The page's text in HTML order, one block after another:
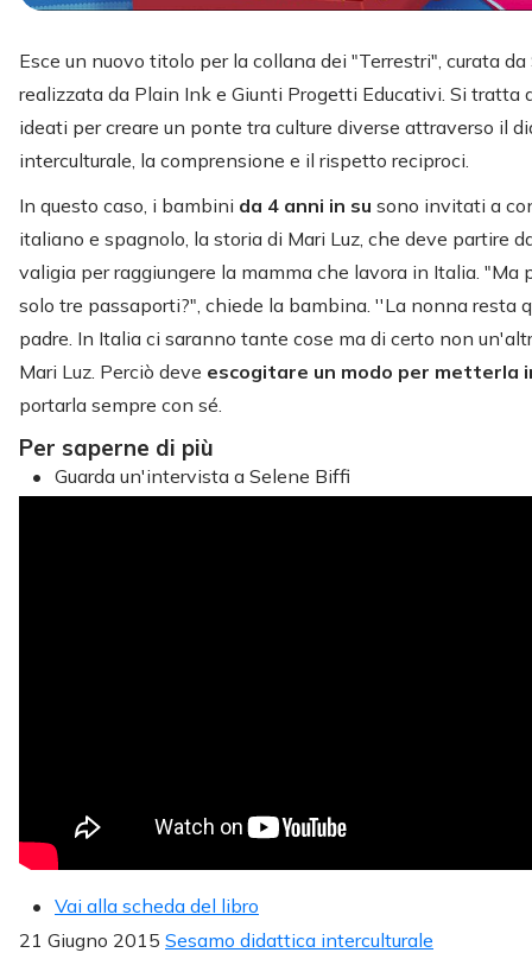
Esce un nuovo titolo per la collana dei "Terrestri", curata
realizzata da Plain Ink e Giunti Progetti Educativi. Si tratta
ideati per creare un ponte tra culture diverse attraverso il
interculturale, la comprensione e il rispetto reciproci.
In questo caso, i bambini da 4 anni in su sono invitati a
italiano e spagnolo, la storia di Mari Luz, che deve partire
valigia per raggiungere la mamma che lavora in Italia. "Ma
solo tre passaporti?", chiede la bambina. ''La nonna resta
padre. In Italia ci saranno tante cose ma di certo non
Mari Luz. Perciò deve escogitare un modo per metterla
portarla sempre con sé.
Per saperne di più
Guarda un'intervista a Selene Biffi
Vai alla scheda del libro
21 Giugno 2015 Sesamo didattica interculturale